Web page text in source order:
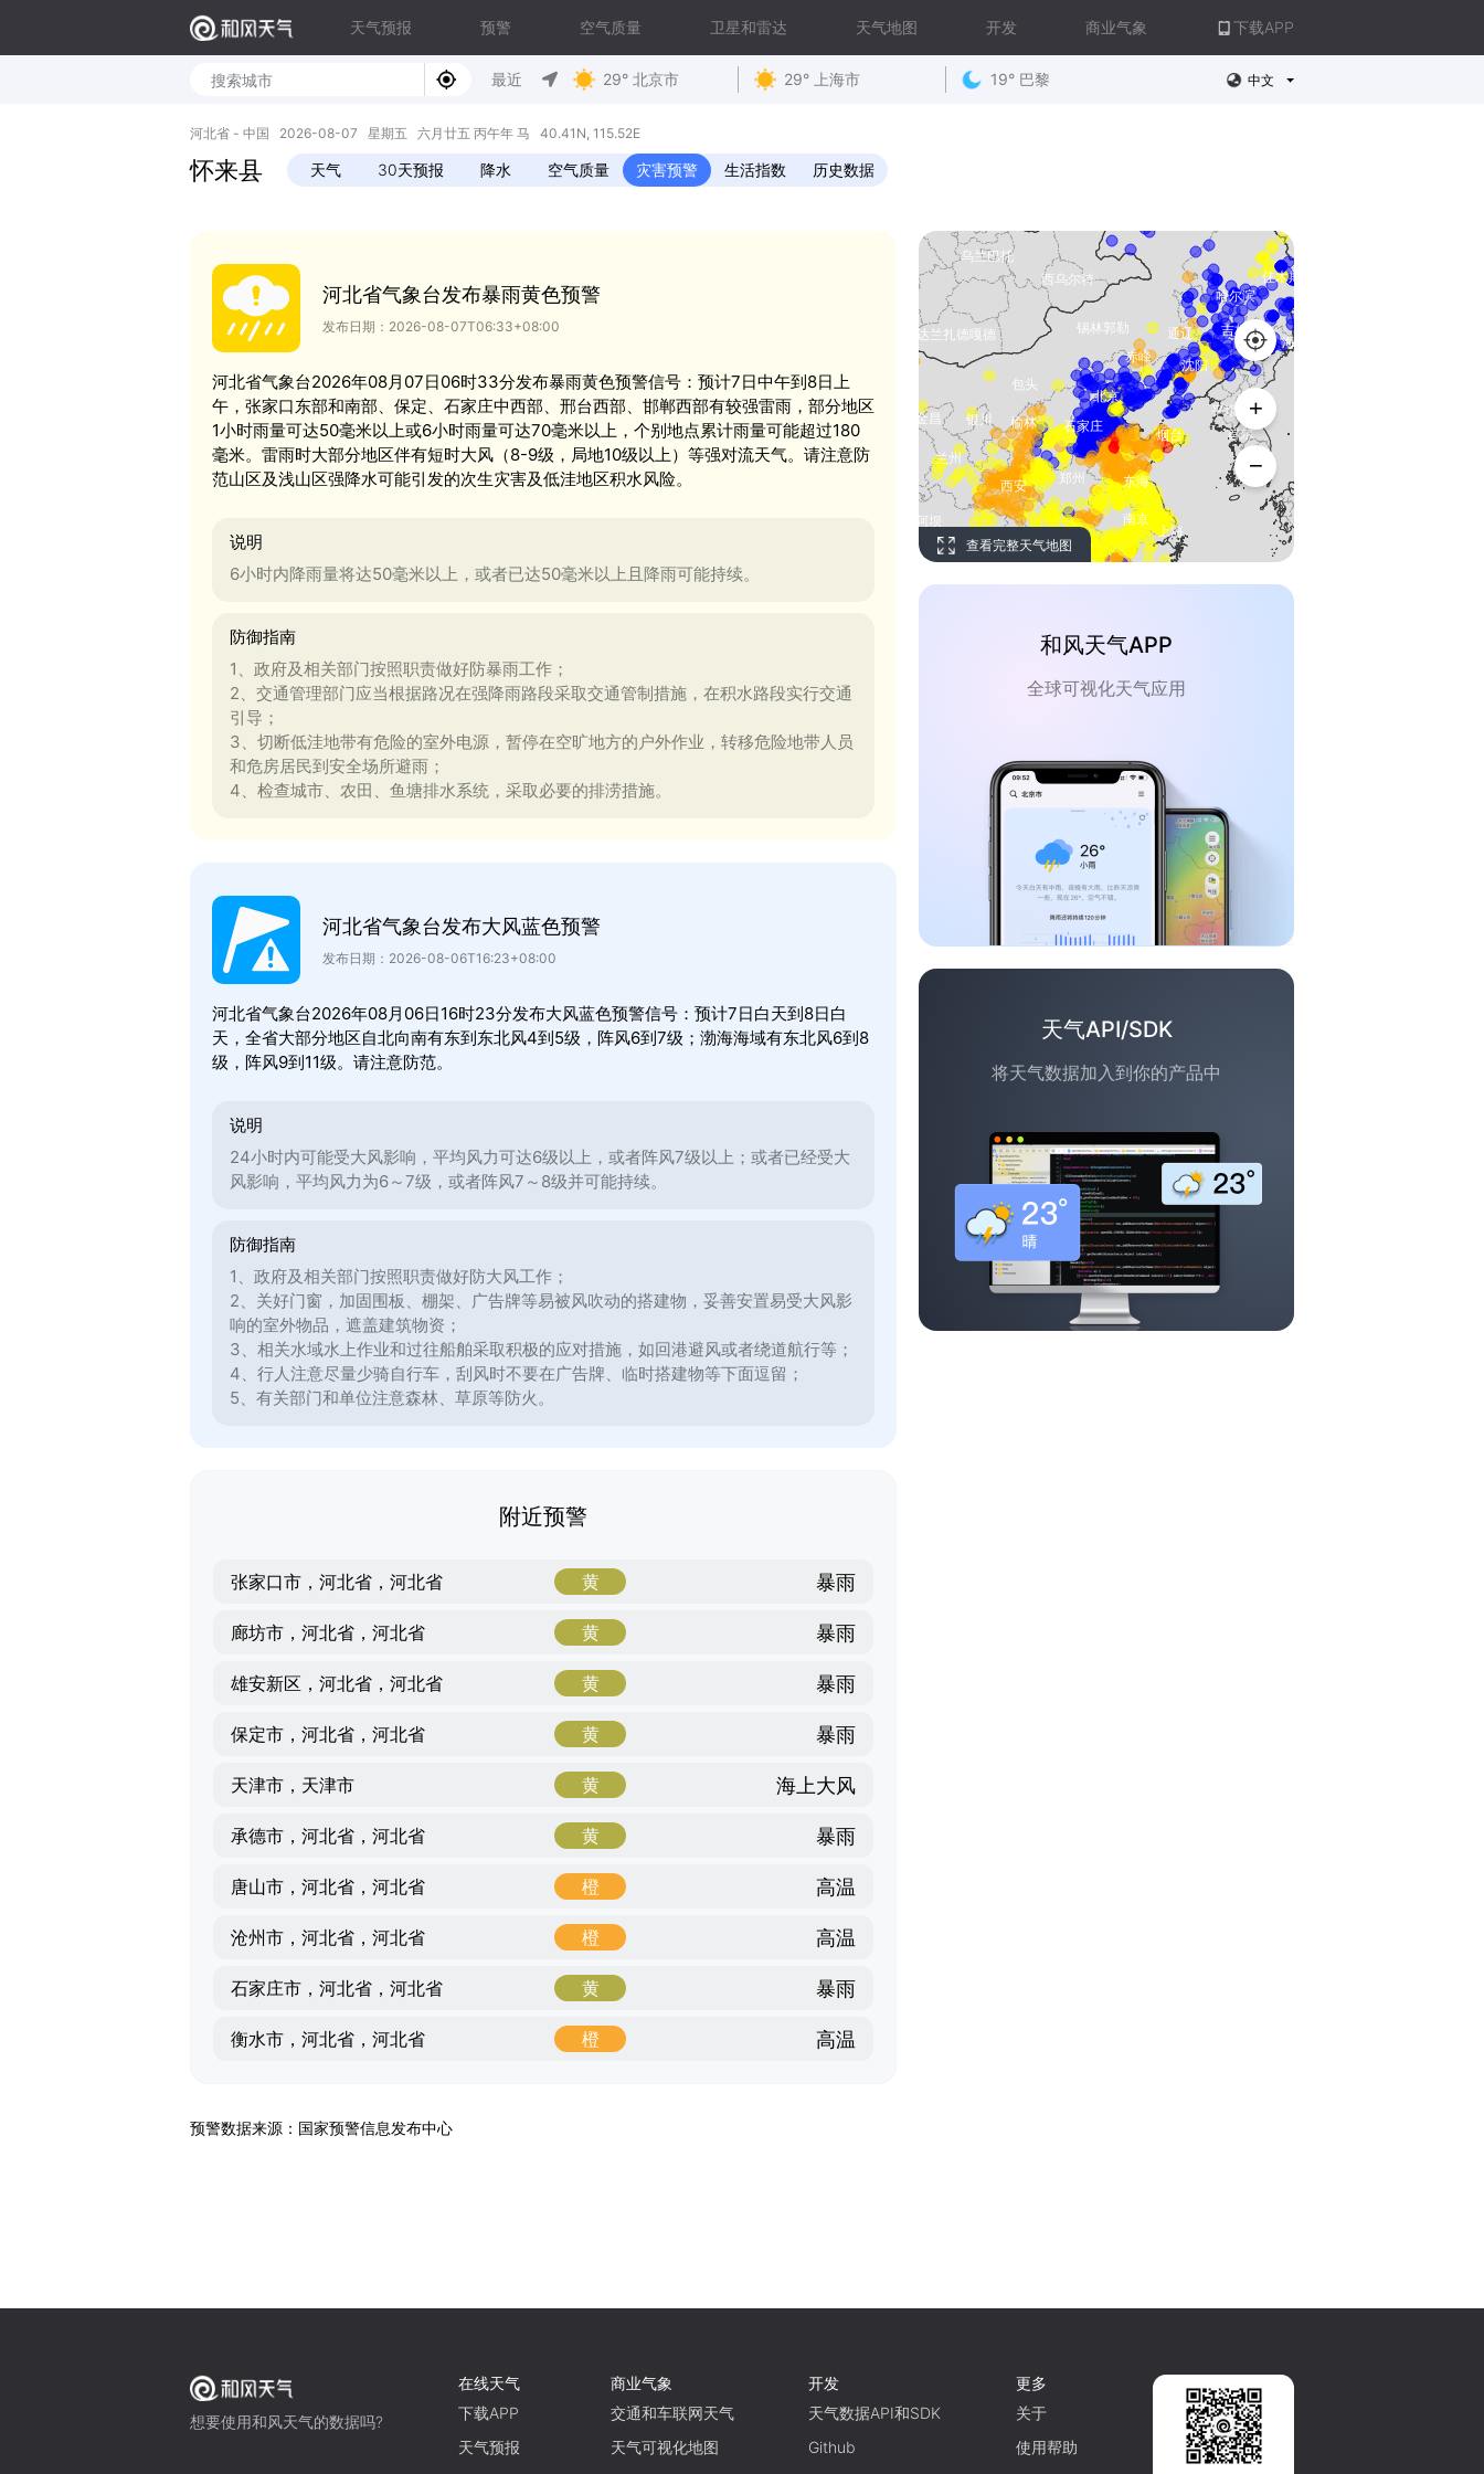
天气预报 预警 空气质量 卫星和雷达 天气地图 开发 商业气象 下载APP
最近 29° 北京市 29° 上海市 19° 巴黎 中文
河北省 - 中国 2026-08-07 星期五 六月廿五 丙午年 马 40.41N, 115.52E
怀来县 天气 30天预报 降水 空气质量 灾害预警 生活指数 历史数据
河北省气象台发布暴雨黄色预警
发布日期：2026-08-07T06:33+08:00
河北省气象台2026年08月07日06时33分发布暴雨黄色预警信号：预计7日中午到8日上
午，张家口东部和南部、保定、石家庄中西部、邢台西部、邯郸西部有较强雷雨，部分地区
1小时雨量可达50毫米以上或6小时雨量可达70毫米以上，个别地点累计雨量可能超过180
毫米。雷雨时大部分地区伴有短时大风（8-9级，局地10级以上）等强对流天气。请注意防
范山区及浅山区强降水可能引发的次生灾害及低洼地区积水风险。
说明
6小时内降雨量将达50毫米以上，或者已达50毫米以上且降雨可能持续。
防御指南
1、政府及相关部门按照职责做好防暴雨工作；
2、交通管理部门应当根据路况在强降雨路段采取交通管制措施，在积水路段实行交通
引导；
3、切断低洼地带有危险的室外电源，暂停在空旷地方的户外作业，转移危险地带人员
和危房居民到安全场所避雨；
4、检查城市、农田、鱼塘排水系统，采取必要的排涝措施。
河北省气象台发布大风蓝色预警
发布日期：2026-08-06T16:23+08:00
河北省气象台2026年08月06日16时23分发布大风蓝色预警信号：预计7日白天到8日白
天，全省大部分地区自北向南有东到东北风4到5级，阵风6到7级；渤海海域有东北风6到8
级，阵风9到11级。请注意防范。
说明
24小时内可能受大风影响，平均风力可达6级以上，或者阵风7级以上；或者已经受大
风影响，平均风力为6～7级，或者阵风7～8级并可能持续。
防御指南
1、政府及相关部门按照职责做好防大风工作；
2、关好门窗，加固围板、棚架、广告牌等易被风吹动的搭建物，妥善安置易受大风影
响的室外物品，遮盖建筑物资；
3、相关水域水上作业和过往船舶采取积极的应对措施，如回港避风或者绕道航行等；
4、行人注意尽量少骑自行车，刮风时不要在广告牌、临时搭建物等下面逗留；
5、有关部门和单位注意森林、草原等防火。
附近预警
张家口市，河北省，河北省 黄 暴雨
廊坊市，河北省，河北省 黄 暴雨
雄安新区，河北省，河北省 黄 暴雨
保定市，河北省，河北省 黄 暴雨
天津市，天津市 黄 海上大风
承德市，河北省，河北省 黄 暴雨
唐山市，河北省，河北省 橙 高温
沧州市，河北省，河北省 橙 高温
石家庄市，河北省，河北省 黄 暴雨
衡水市，河北省，河北省 橙 高温
查看完整天气地图
和风天气APP
全球可视化天气应用
天气API/SDK
将天气数据加入到你的产品中
预警数据来源：国家预警信息发布中心
想要使用和风天气的数据吗?
在线天气
下载APP
天气预报
商业气象
交通和车联网天气
天气可视化地图
开发
天气数据API和SDK
Github
更多
关于
使用帮助